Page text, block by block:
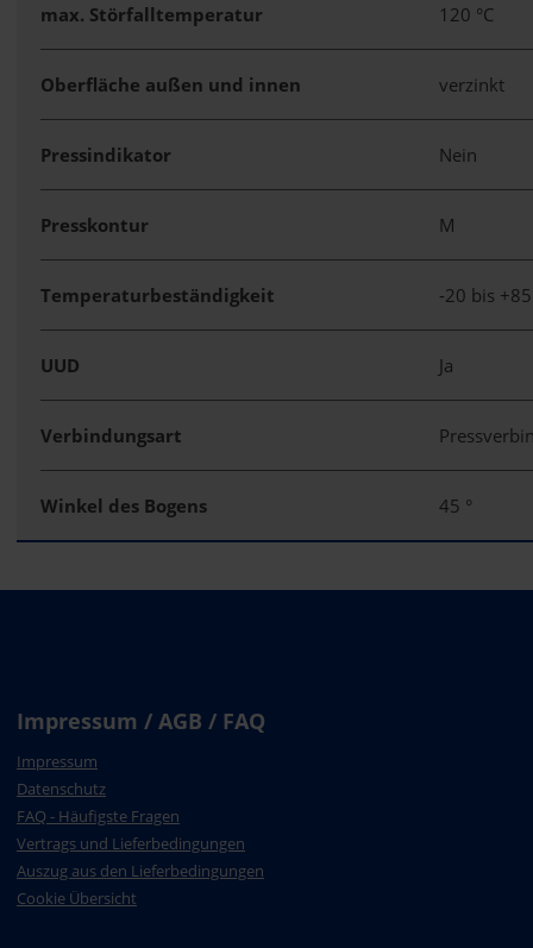
max. Störfalltemperatur 120 °C
Oberfläche außen und innen verzinkt
Pressindikator Nein
Presskontur M
Temperaturbeständigkeit -20 bis +85
UUD Ja
Verbindungsart
Winkel des Bogens 45 °
Impressum / AGB / FAQ
Impressum
Datenschutz
FAQ - Häufigste Fragen
Vertrags und Lieferbedingungen
Auszug aus den Lieferbedingungen
Cookie Übersicht